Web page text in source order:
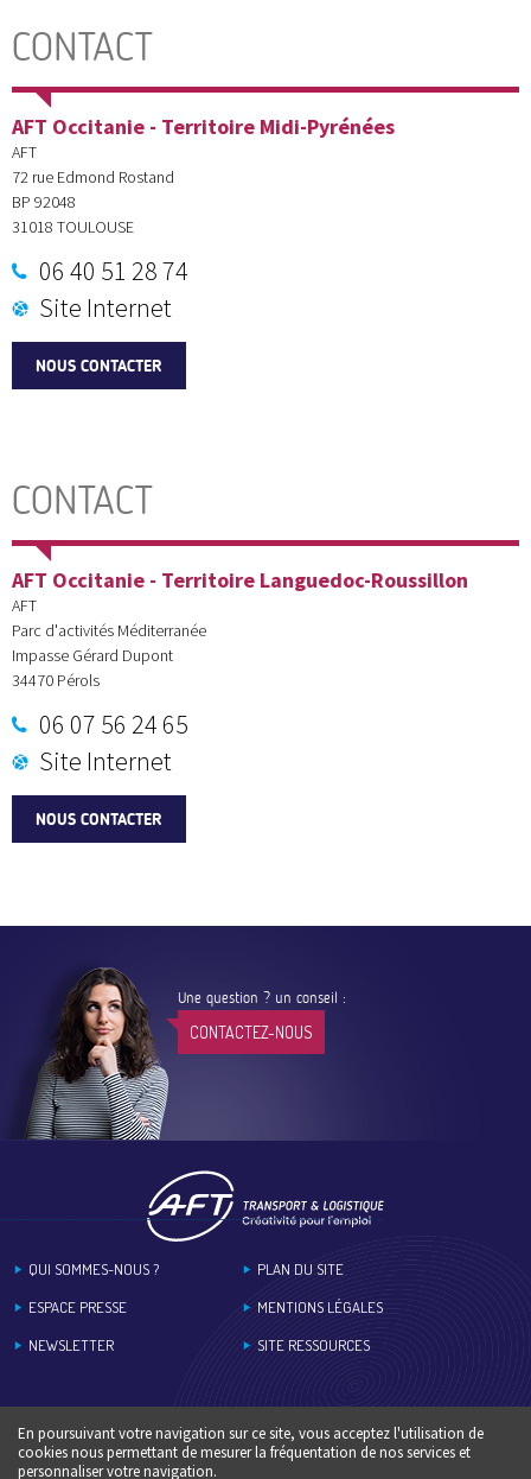
CONTACT
AFT Occitanie - Territoire Midi-Pyrénées
AFT
72 rue Edmond Rostand
BP 92048
31018 TOULOUSE
06 40 51 28 74
Site Internet
NOUS CONTACTER
CONTACT
AFT Occitanie - Territoire Languedoc-Roussillon
AFT
Parc d'activités Méditerranée
Impasse Gérard Dupont
34470 Pérols
06 07 56 24 65
Site Internet
NOUS CONTACTER
Une question ? un conseil :
CONTACTEZ-NOUS
QUI SOMMES-NOUS ?
ESPACE PRESSE
NEWSLETTER
PLAN DU SITE
MENTIONS LÉGALES
SITE RESSOURCES
En poursuivant votre navigation sur ce site, vous acceptez l'utilisation de
cookies nous permettant de mesurer la fréquentation de nos services et
personnaliser votre navigation.